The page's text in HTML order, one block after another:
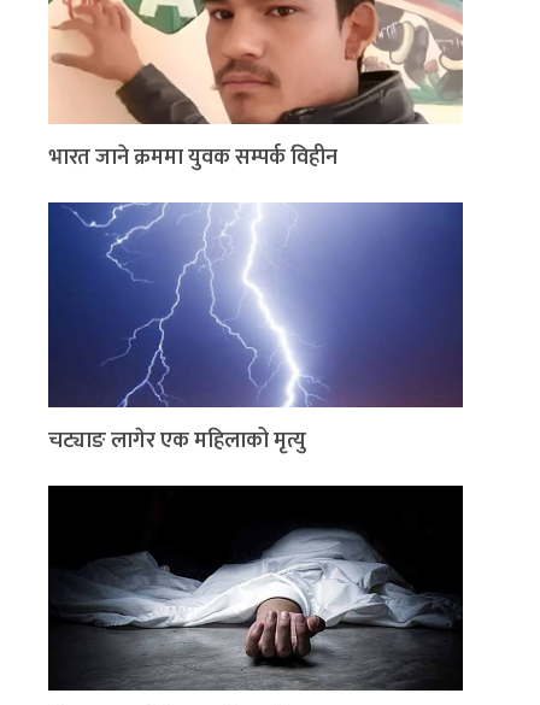
भारत जाने क्रममा युवक सम्पर्क विहीन
चट्याङ लागेर एक महिलाको मृत्यु